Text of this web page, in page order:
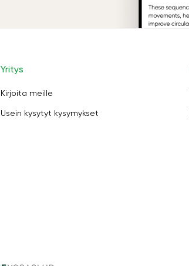
Yritys
Kirjoita meille
Usein kysytyt kysymykset